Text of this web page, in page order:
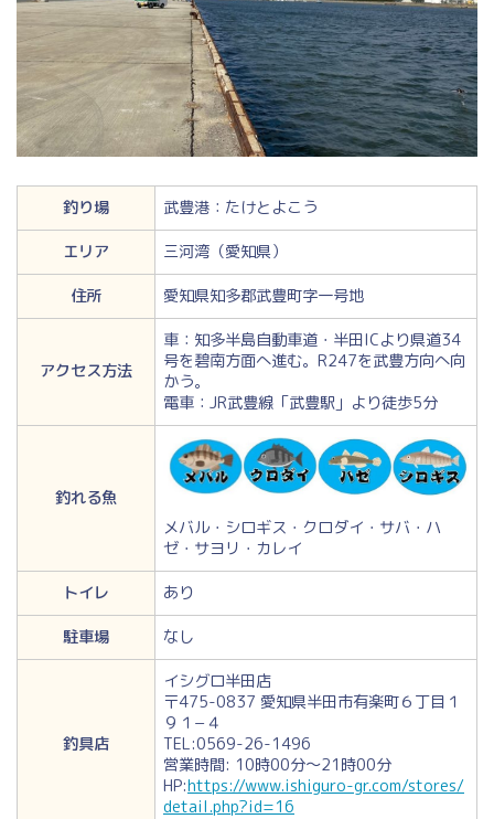
釣り場
武豊港：たけとよこう
エリア
三河湾（愛知県）
住所
愛知県知多郡武豊町字一号地
アクセス方法
車：知多半島自動車道・半田ICより県道34
号を碧南方面へ進む。R247を武豊方向へ向
かう。
電車：JR武豊線「武豊駅」より徒歩5分
釣れる魚
メバル・シロギス・クロダイ・サバ・ハ
ゼ・サヨリ・カレイ
トイレ
あり
駐車場
なし
釣具店
イシグロ半田店
〒475-0837 愛知県半田市有楽町６丁目１
９１−４
TEL:0569-26-1496
営業時間: 10時00分～21時00分
HP:https://www.ishiguro-gr.com/stores/
detail.php?id=16